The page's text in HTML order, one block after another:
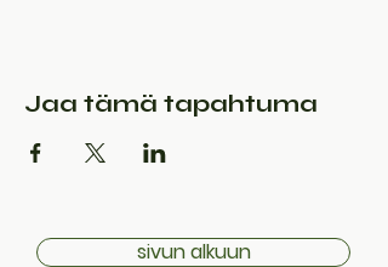
Jaa tämä tapahtuma
sivun alkuun